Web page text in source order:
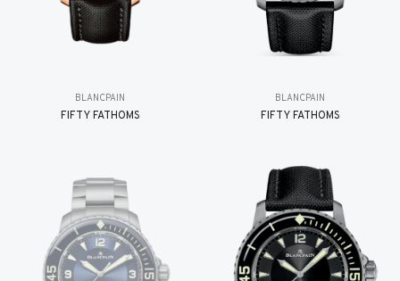
BLANCPAIN
FIFTY FATHOMS
BLANCPAIN
FIFTY FATHOMS